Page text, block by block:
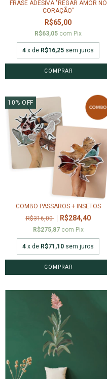
FRASE ADESIVA "REGAR AMOR NO
CORAÇÃO"
R$65,00
R$63,05 com Pix
4 x de R$16,25 sem juros
COMPRAR
10% OFF
COMBO PÁSSAROS + INSETOS
R$316,00
R$284,40
R$275,87 com Pix
4 x de R$71,10 sem juros